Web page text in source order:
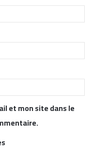
et mon site dans le